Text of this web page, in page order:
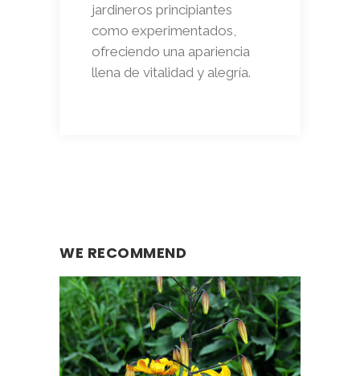
jardineros principiantes
como experimentados,
ofreciendo una apariencia
llena de vitalidad y alegría.
WE RECOMMEND